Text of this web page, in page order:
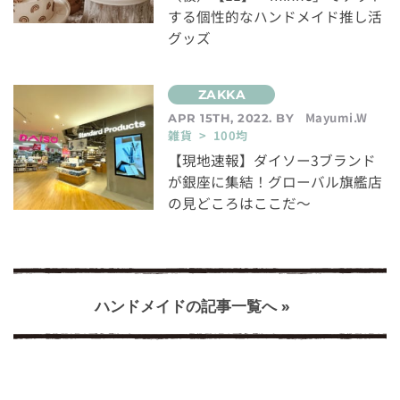
する個性的なハンドメイド推し活
グッズ
APR 15TH, 2022. BY
Mayumi.W
雑貨 > 100均
【現地速報】ダイソー3ブランド
が銀座に集結！グローバル旗艦店
の見どころはここだ〜
ハンドメイドの記事一覧へ »